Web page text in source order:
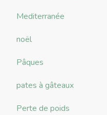
Mediterranée
noël
Pâques
pates à gâteaux
Perte de poids